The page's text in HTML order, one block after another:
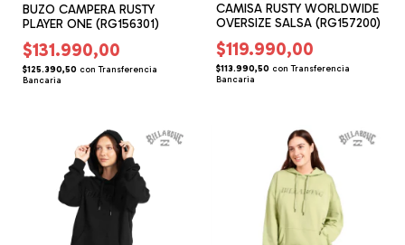
BUZO CAMPERA RUSTY
PLAYER ONE (RG156301)
$131.990,00
$125.390,50 con Transferencia
Bancaria
CAMISA RUSTY WORLDWIDE
OVERSIZE SALSA (RG157200)
$119.990,00
$113.990,50 con Transferencia
Bancaria